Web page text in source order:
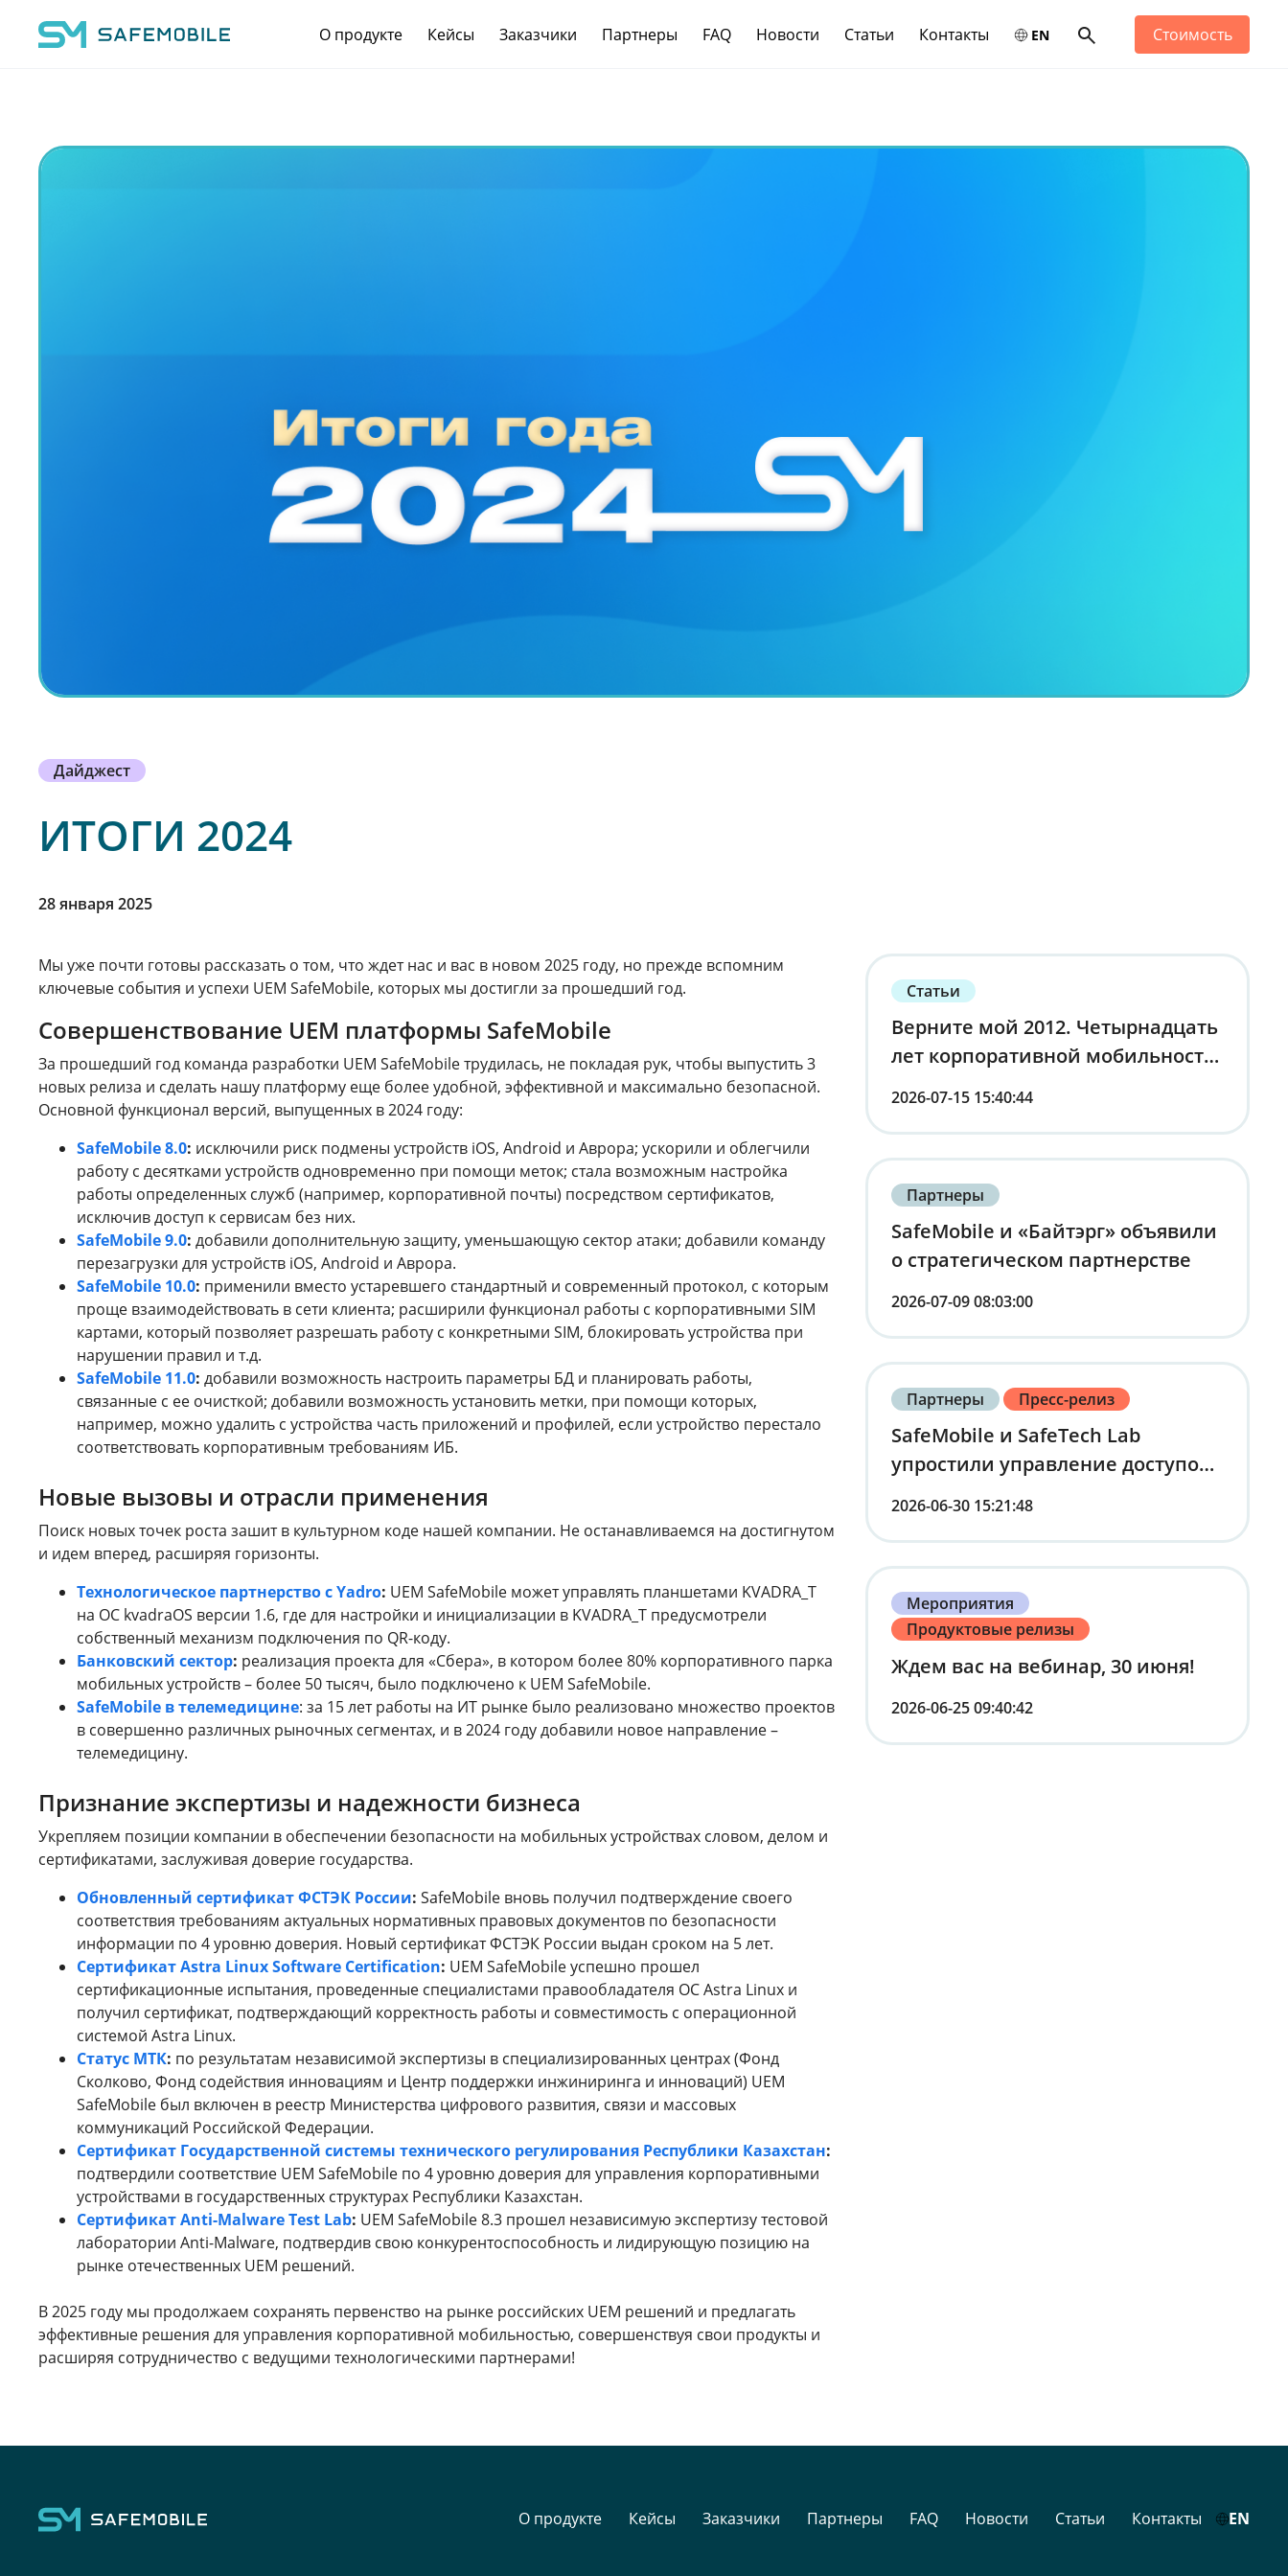
Main Navigation О продукте Кейсы Заказчики Партнеры FAQ Новости Статьи Контакты EN Стоимость
Дайджест
ИТОГИ 2024
28 января 2025
Мы уже почти готовы рассказать о том, что ждет нас и вас в новом 2025 году, но прежде вспомним
ключевые события и успехи UEM SafeMobile, которых мы достигли за прошедший год.
Совершенствование UEM платформы SafeMobile
За прошедший год команда разработки UEM SafeMobile трудилась, не покладая рук, чтобы выпустить 3
новых релиза и сделать нашу платформу еще более удобной, эффективной и максимально безопасной.
Основной функционал версий, выпущенных в 2024 году:
SafeMobile 8.0: исключили риск подмены устройств iOS, Android и Аврора; ускорили и облегчили
работу с десятками устройств одновременно при помощи меток; стала возможным настройка
работы определенных служб (например, корпоративной почты) посредством сертификатов,
исключив доступ к сервисам без них.
SafeMobile 9.0: добавили дополнительную защиту, уменьшающую сектор атаки; добавили команду
перезагрузки для устройств iOS, Android и Аврора.
SafeMobile 10.0: применили вместо устаревшего стандартный и современный протокол, с которым
проще взаимодействовать в сети клиента; расширили функционал работы с корпоративными SIM
картами, который позволяет разрешать работу с конкретными SIM, блокировать устройства при
нарушении правил и т.д.
SafeMobile 11.0: добавили возможность настроить параметры БД и планировать работы,
связанные с ее очисткой; добавили возможность установить метки, при помощи которых,
например, можно удалить с устройства часть приложений и профилей, если устройство перестало
соответствовать корпоративным требованиям ИБ.
Новые вызовы и отрасли применения
Поиск новых точек роста зашит в культурном коде нашей компании. Не останавливаемся на достигнутом
и идем вперед, расширяя горизонты.
Технологическое партнерство с Yadro: UEM SafeMobile может управлять планшетами KVADRA_T
на ОС kvadraOS версии 1.6, где для настройки и инициализации в KVADRA_T предусмотрели
собственный механизм подключения по QR-коду.
Банковский сектор: реализация проекта для «Сбера», в котором более 80% корпоративного парка
мобильных устройств – более 50 тысяч, было подключено к UEM SafeMobile.
SafeMobile в телемедицине: за 15 лет работы на ИТ рынке было реализовано множество проектов
в совершенно различных рыночных сегментах, и в 2024 году добавили новое направление –
телемедицину.
Признание экспертизы и надежности бизнеса
Укрепляем позиции компании в обеспечении безопасности на мобильных устройствах словом, делом и
сертификатами, заслуживая доверие государства.
Обновленный сертификат ФСТЭК России: SafeMobile вновь получил подтверждение своего
соответствия требованиям актуальных нормативных правовых документов по безопасности
информации по 4 уровню доверия. Новый сертификат ФСТЭК России выдан сроком на 5 лет.
Сертификат Astra Linux Software Certification: UEM SafeMobile успешно прошел
сертификационные испытания, проведенные специалистами правообладателя ОС Astra Linux и
получил сертификат, подтверждающий корректность работы и совместимость с операционной
системой Astra Linux.
Статус МТК: по результатам независимой экспертизы в специализированных центрах (Фонд
Сколково, Фонд содействия инновациям и Центр поддержки инжиниринга и инноваций) UEM
SafeMobile был включен в реестр Министерства цифрового развития, связи и массовых
коммуникаций Российской Федерации.
Сертификат Государственной системы технического регулирования Республики Казахстан:
подтвердили соответствие UEM SafeMobile по 4 уровню доверия для управления корпоративными
устройствами в государственных структурах Республики Казахстан.
Сертификат Anti-Malware Test Lab: UEM SafeMobile 8.3 прошел независимую экспертизу тестовой
лаборатории Anti-Malware, подтвердив свою конкурентоспособность и лидирующую позицию на
рынке отечественных UEM решений.
В 2025 году мы продолжаем сохранять первенство на рынке российских UEM решений и предлагать
эффективные решения для управления корпоративной мобильностью, совершенствуя свои продукты и
расширяя сотрудничество с ведущими технологическими партнерами!
Статьи
Верните мой 2012. Четырнадцать
лет корпоративной мобильности
2026-07-15 15:40:44
Партнеры
SafeMobile и «Байтэрг» объявили
о стратегическом партнерстве
2026-07-09 08:03:00
Партнеры Пресс-релиз
SafeMobile и SafeTech Lab
упростили управление доступом
устройства
2026-06-30 15:21:48
Мероприятия
Продуктовые релизы
Ждем вас на вебинар, 30 июня!
2026-06-25 09:40:42
О продукте Кейсы Заказчики Партнеры FAQ Новости Статьи Контакты EN